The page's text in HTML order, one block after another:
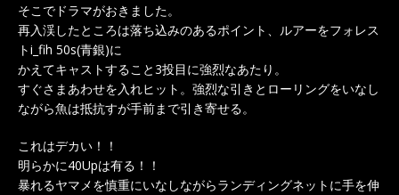
そこでドラマがおきました。
再入渓したところは落ち込みのあるポイント、ルアーをフォレス
トi_fih 50s(青銀)に
かえてキャストすること3投目に強烈なあたり。
すぐさまあわせを入れヒット。強烈な引きとローリングをいなし
ながら魚は抵抗すが手前まで引き寄せる。
これはデカい！！
明らかに40Upは有る！！
暴れるヤマメを慎重にいなしながらランディングネットに手を伸